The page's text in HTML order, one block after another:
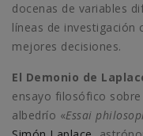
docenas de variables
líneas de
mejores decisiones.
El Demonio de
ensayo filosófico
albedrío «Essai